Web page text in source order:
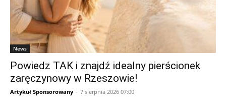
News
Powiedz TAK i znajdź idealny pierścionek
zaręczynowy w Rzeszowie!
Artykuł Sponsorowany - 7 sierpnia 2026 07:00